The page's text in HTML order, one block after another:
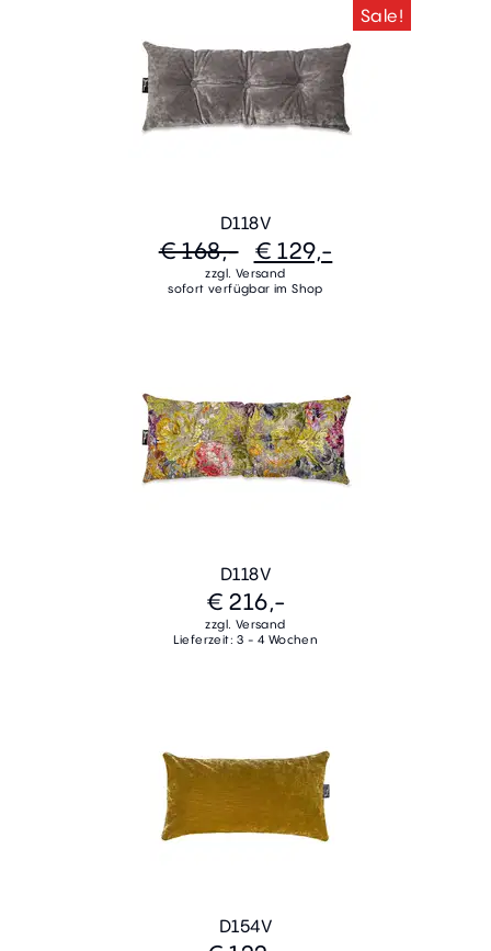
Sale!
D118V
€ 168,- € 129,-
zzgl. Versand
sofort verfügbar im Shop
D118V
€ 216,-
zzgl. Versand
Lieferzeit: 3 - 4 Wochen
D154V